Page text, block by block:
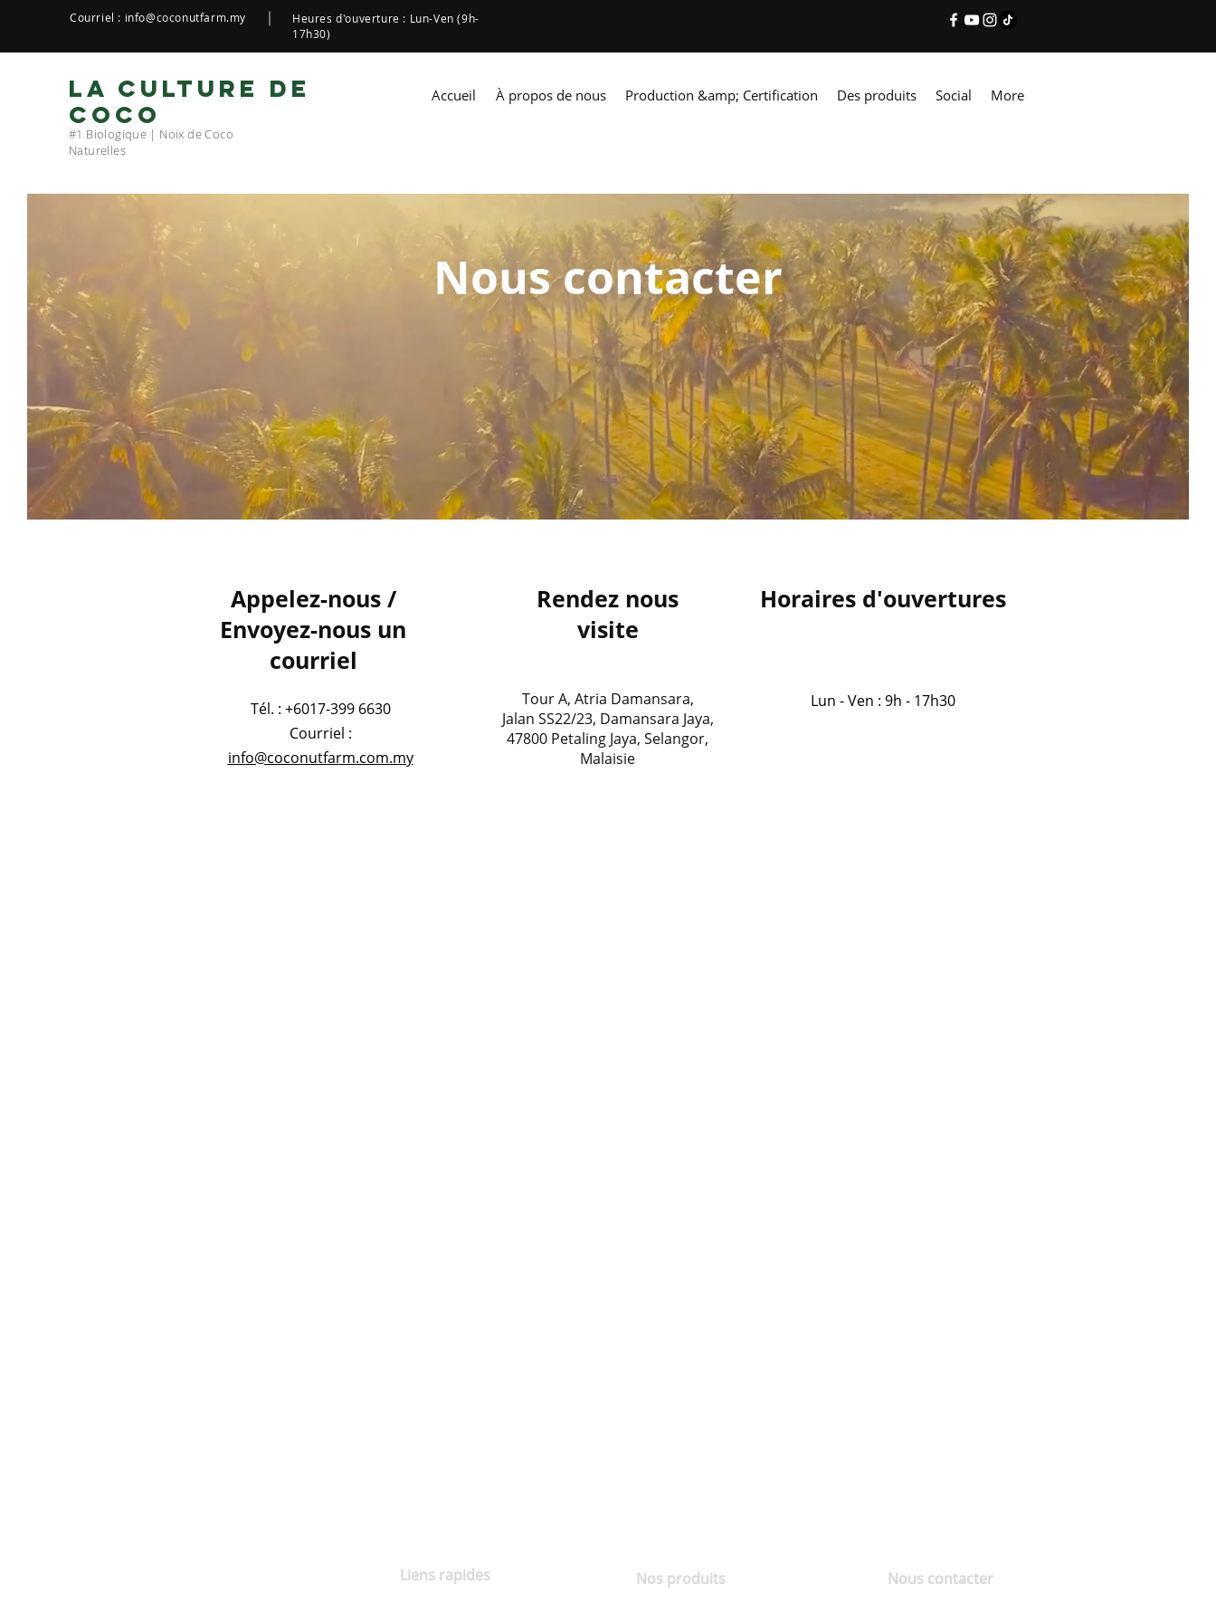
Courriel : info@coconutfarm.my
Heures d'ouverture : Lun-Ven (9h-
17h30)
LA CULTURE DE
COCO
#1 Biologique | Noix de Coco
Naturelles
Accueil À propos de nous Production &amp; Certification Des produits Social More
Nous contacter
Appelez-nous /
Envoyez-nous un
courriel
Tél. : +6017-399 6630
Courriel :
info@coconutfarm.com.my
Rendez nous
visite
Tour A, Atria Damansara,
Jalan SS22/23, Damansara Jaya,
47800 Petaling Jaya, Selangor,
Malaisie
Horaires d'ouvertures
Lun - Ven : 9h - 17h30
Liens rapides Nos produits Nous contacter